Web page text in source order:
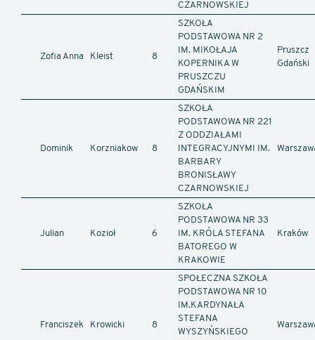
CZARNOWSKIEJ
Zofia Anna Kleist 8
SZKOŁA
PODSTAWOWA NR 2
IM. MIKOŁAJA
KOPERNIKA W
PRUSZCZU
GDAŃSKIM
Pruszcz
Gdański
Dominik Korzniakow 8
SZKOŁA
PODSTAWOWA NR 221
Z ODDZIAŁAMI
INTEGRACYJNYMI IM.
BARBARY
BRONISŁAWY
CZARNOWSKIEJ
Julian Kozioł 6
SZKOŁA
PODSTAWOWA NR 33
IM. KRÓLA STEFANA
BATOREGO W
KRAKOWIE
Kraków
Franciszek Krowicki 8
SPOŁECZNA SZKOŁA
PODSTAWOWA NR 10
IM.KARDYNAŁA
STEFANA
WYSZYŃSKIEGO